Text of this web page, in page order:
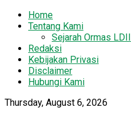
Home
Tentang Kami
Sejarah Ormas LDII
Redaksi
Kebijakan Privasi
Disclaimer
Hubungi Kami
Thursday, August 6, 2026